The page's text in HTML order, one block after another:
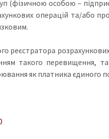
(фізичною особою –
операцій та/або
реєстратора
такого перевищення,
як платника єдиного